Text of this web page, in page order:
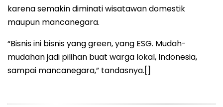
karena semakin diminati wisatawan domestik
maupun mancanegara.
“Bisnis ini bisnis yang green, yang ESG. Mudah-
mudahan jadi pilihan buat warga lokal, Indonesia,
sampai mancanegara,” tandasnya.[]